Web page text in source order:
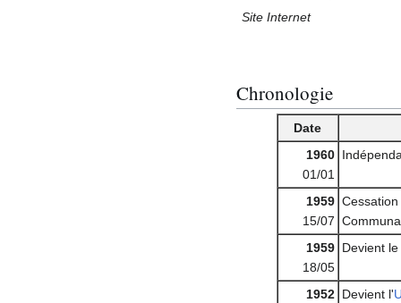
Site Internet
Chronologie
Date
1960
01/01
1959
15/07
1959
18/05
Devient le
1952 Devient l'